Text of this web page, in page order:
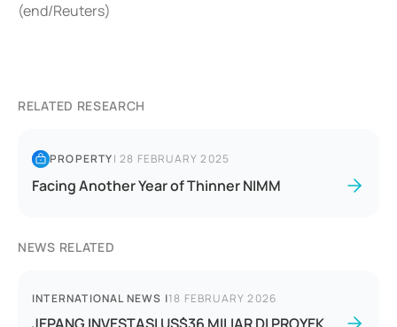
(end/Reuters)
RELATED RESEARCH
PROPERTY|28 FEBRUARY 2025
Facing Another Year of Thinner NIMM
NEWS RELATED
INTERNATIONAL NEWS |18 FEBRUARY 2026